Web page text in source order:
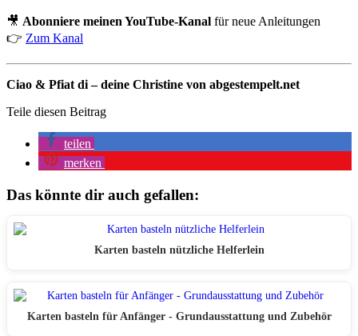
🎥 Abonniere meinen YouTube-Kanal für neue Anleitungen
👉 Zum Kanal
Ciao & Pfiat di – deine Christine von abgestempelt.net
Teile diesen Beitrag
teilen
merken
Das könnte dir auch gefallen:
Karten basteln nützliche Helferlein
Karten basteln für Anfänger - Grundausstattung und Zubehör